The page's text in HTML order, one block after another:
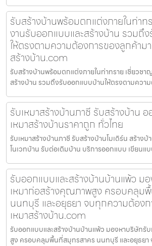
รับสร้างบ้านพร้อมตกแต่งภายในท่าท
งานรับออกแบบและสร้างบ้าน รวมถึ
ให้ตรงตามความต้องการของลูกค้าม
สร้างบ้าน.com
รับสร้างบ้านพร้อมตกแต่งภายในท่าทราย เชี่ยวช
สร้างบ้าน รวมถึงรับออกแบบบ้านให้ตรงตามควา
รับเหมาสร้างบ้านภาชี รับสร้างบ้าน
เหมาสร้างบ้านราคาถูก ทั่วไทย
รับเหมาสร้างบ้านภาชี รับสร้างบ้านโมเดิร์น สร้างบ้
โนเวทบ้าน รับต่อเติมบ้าน บริการออกแบบ เขียนแ
รับออกแบบและสร้างบ้านบ้านแพ้ว ม
เหมาก่อสร้างคุณภาพสูง ครอบคลุม
นนทบุรี และอยุธยา จบทุกความต้องก
เหมาสร้างบ้าน.com
รับออกแบบและสร้างบ้านบ้านแพ้ว มองหาบริษัทรั
สูง ครอบคลุมพื้นที่สมุทรสาคร นนทบุรี และอยุธย